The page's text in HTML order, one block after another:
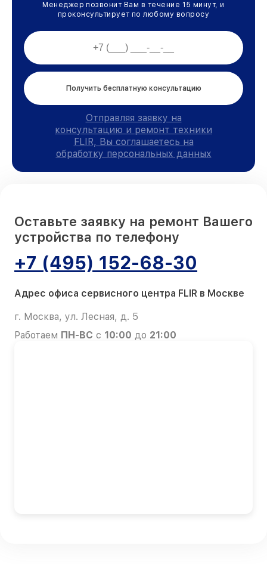
Менеджер позвонит Вам в течение 15 минут, и
проконсультирует по любому вопросу
Получить бесплатную консультацию
Отправляя заявку на
консультацию и ремонт техники
FLIR, Вы соглашаетесь на
обработку персональных данных
Оставьте заявку на ремонт Вашего
устройства по телефону
+7 (495) 152-68-30
Адрес офиса сервисного центра FLIR в Москве
г. Москва, ул. Лесная, д. 5
Работаем ПН-ВС с 10:00 до 21:00